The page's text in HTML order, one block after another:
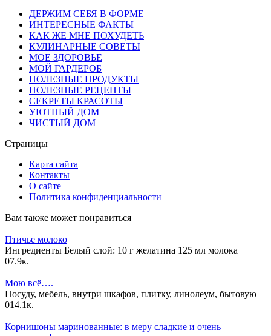
ДЕРЖИМ СЕБЯ В ФОРМЕ
ИНТЕРЕСНЫЕ ФАКТЫ
КАК ЖЕ МНЕ ПОХУДЕТЬ
КУЛИНАРНЫЕ СОВЕТЫ
МОЕ ЗДОРОВЬЕ
МОЙ ГАРДЕРОБ
ПОЛЕЗНЫЕ ПРОДУКТЫ
ПОЛЕЗНЫЕ РЕЦЕПТЫ
СЕКРЕТЫ КРАСОТЫ
УЮТНЫЙ ДОМ
ЧИСТЫЙ ДОМ
Страницы
Карта сайта
Контакты
О сайте
Политика конфиденциальности
Вам также может понравиться
Птичье молоко
Ингредиенты Белый слой: 10 г желатина 125 мл молока
07.9к.
Мою всё….
Посуду, мебель, внутри шкафов, плитку, линолеум, бытовую
014.1к.
Корнишоны маринованные: в меру сладкие и очень